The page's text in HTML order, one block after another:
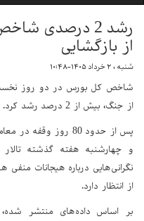
از بازگشایی
شنبه ، ۲ خرداد ۱۴۰۵-۱۰:۴۸
شاخص کل بورس در دو روز نخست
از جنگ، بیش از 2 درصد رشد کرد.
پس از حدود 80 روز
و چهارشنبه هفته گذشته
نگرانی‌هایی درباره هیجانات منفی
از انتظار دارد.
بر اساس داده‌های منتشر